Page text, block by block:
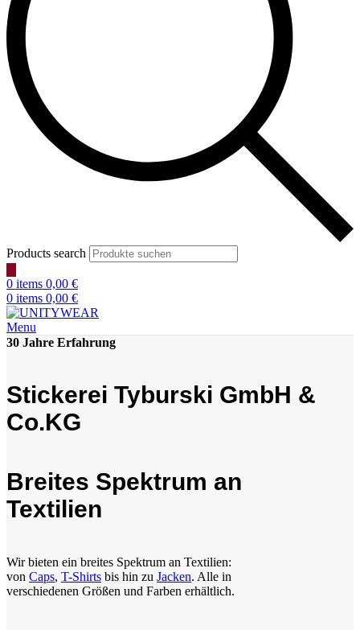
Products search
0 items 0,00 €
0 items 0,00 €
Menu
30 Jahre Erfahrung
Stickerei Tyburski GmbH &
Co.KG
Breites Spektrum an
Textilien
Wir bieten ein breites Spektrum an Textilien:
von Caps, T-Shirts bis hin zu Jacken. Alle in
verschiedenen Größen und Farben erhältlich.